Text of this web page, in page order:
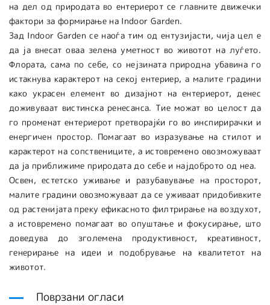
на дел од природата во ентериерот се главните движечки
фактори за формирање на Indoor Garden.
Зад Indoor Garden се наоѓа тим од ентузијасти, чија цел е
да ја внесат оваа зелена уметност во животот на луѓето.
Флората, сама по себе, со нејзината природна убавина го
истакнува карактерот на секој ентериер, а малите градини
како украсен елемент во дизајнот на ентериерот, денес
доживуваат вистинска ренесанса. Тие можат во целост да
го променат ентериерот претворајќи го во инспирирачки и
енергичен простор. Помагаат во изразување на стилот и
карактерот на сопствениците, а истовремено овозможуваат
да ја приближиме природата до себе и најдоброто од неа.
Освен, естетско уживање и разубавување на просторот,
малите градини овозможуваат да се уживаат придобивките
од растенијата преку ефикасното филтрирање на воздухот,
а истовремено помагаат во опуштање и фокусирање, што
доведува до зголемена продуктивност, креативност,
генерирање на идеи и подобрување на квалитетот на
животот.
Поврзани огласи